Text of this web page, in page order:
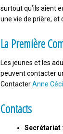
surtout qu’ils aient
une vie de prière, et
La Première
Les jeunes et les
peuvent contacter
ContacterAnne
Contacts
Secrétariat: